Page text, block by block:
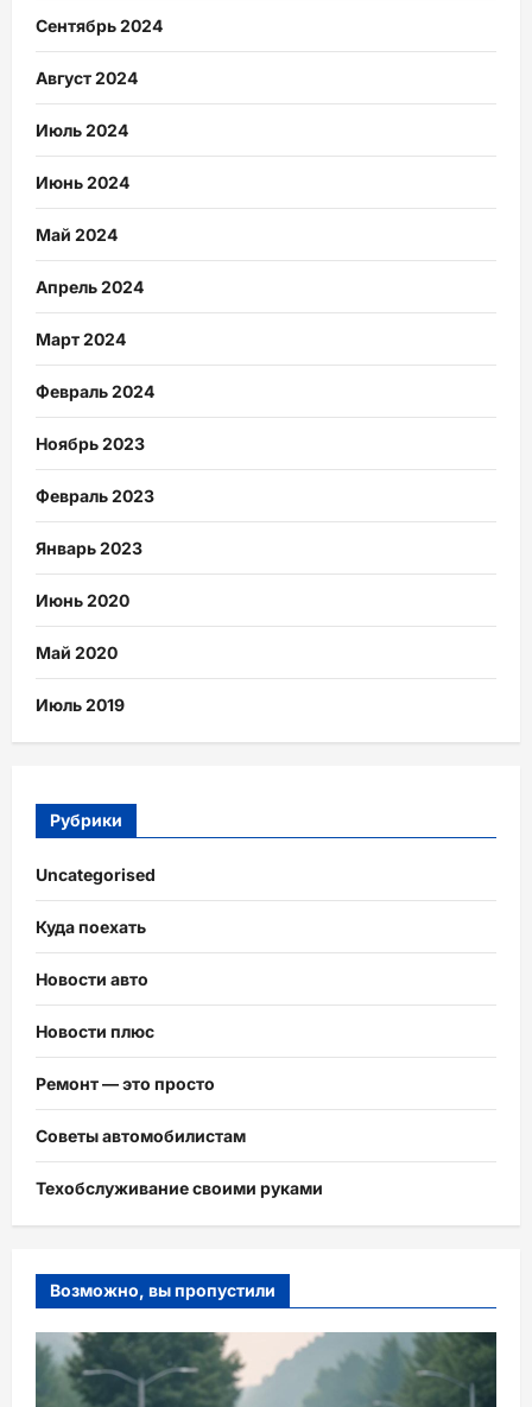
Сентябрь 2024
Август 2024
Июль 2024
Июнь 2024
Май 2024
Апрель 2024
Март 2024
Февраль 2024
Ноябрь 2023
Февраль 2023
Январь 2023
Июнь 2020
Май 2020
Июль 2019
Рубрики
Uncategorised
Куда поехать
Новости авто
Новости плюс
Ремонт — это просто
Советы автомобилистам
Техобслуживание своими руками
Возможно, вы пропустили